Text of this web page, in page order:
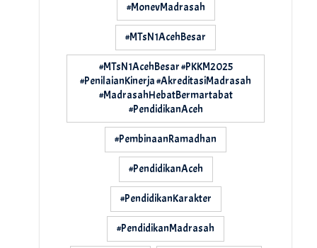
#MonevMadrasah
#MTsN1AcehBesar
#MTsN1AcehBesar #PKKM2025
#PenilaianKinerja #AkreditasiMadrasah
#MadrasahHebatBermartabat
#PendidikanAceh
#PembinaanRamadhan
#PendidikanAceh
#PendidikanKarakter
#PendidikanMadrasah